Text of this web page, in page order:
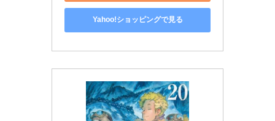
Yahoo!ショッピングで見る